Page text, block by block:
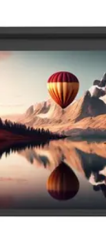
y TradicionesDestinos
Transporte